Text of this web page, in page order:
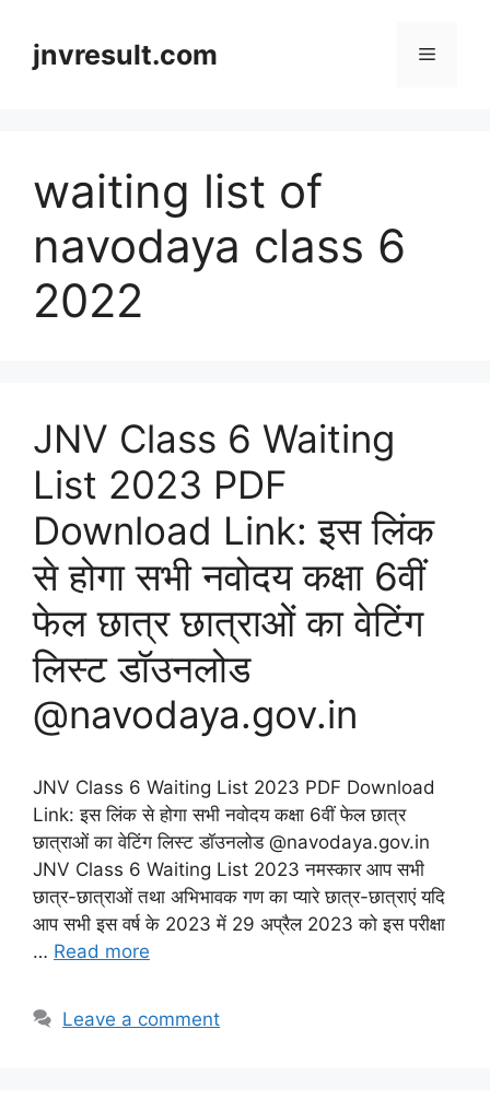
contentjnvresult.com Menu
waiting list of
navodaya class 6
2022
JNV Class 6 Waiting
List 2023 PDF
Download Link: इस लिंक
से होगा सभी नवोदय कक्षा 6वीं
फेल छात्र छात्राओं का वेटिंग
लिस्ट डॉउनलोड
@navodaya.gov.in
JNV Class 6 Waiting List 2023 PDF Download
Link: इस लिंक से होगा सभी नवोदय कक्षा 6वीं फेल छात्र
छात्राओं का वेटिंग लिस्ट डॉउनलोड @navodaya.gov.in
JNV Class 6 Waiting List 2023 नमस्कार आप सभी
छात्र-छात्राओं तथा अभिभावक गण का प्यारे छात्र-छात्राएं यदि
आप सभी इस वर्ष के 2023 में 29 अप्रैल 2023 को इस परीक्षा
… Read more
Leave a comment